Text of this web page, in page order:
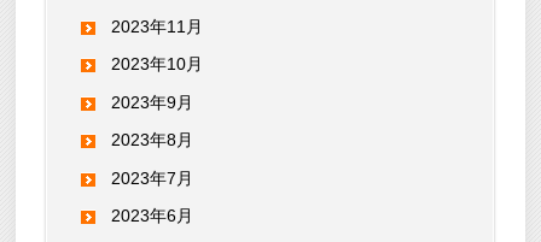
2023年11月
2023年10月
2023年9月
2023年8月
2023年7月
2023年6月